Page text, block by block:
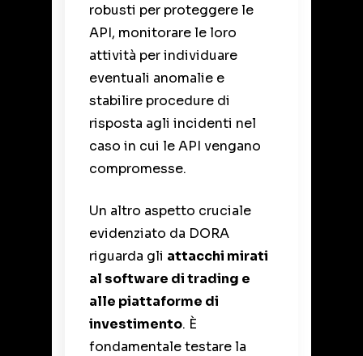
robusti per proteggere le
API, monitorare le loro
attività per individuare
eventuali anomalie e
stabilire procedure di
risposta agli incidenti nel
caso in cui le API vengano
compromesse.
Un altro aspetto cruciale
evidenziato da DORA
riguarda gli attacchi mirati
al software di trading e
alle piattaforme di
investimento. È
fondamentale testare la